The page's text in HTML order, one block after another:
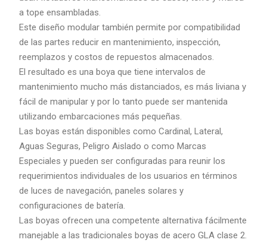
a tope ensambladas.
Este diseño modular también permite por compatibilidad
de las partes reducir en mantenimiento, inspección,
reemplazos y costos de repuestos almacenados.
El resultado es una boya que tiene intervalos de
mantenimiento mucho más distanciados, es más liviana y
fácil de manipular y por lo tanto puede ser mantenida
utilizando embarcaciones más pequeñas.
Las boyas están disponibles como Cardinal, Lateral,
Aguas Seguras, Peligro Aislado o como Marcas
Especiales y pueden ser configuradas para reunir los
requerimientos individuales de los usuarios en términos
de luces de navegación, paneles solares y
configuraciones de batería.
Las boyas ofrecen una competente alternativa fácilmente
manejable a las tradicionales boyas de acero GLA clase 2.